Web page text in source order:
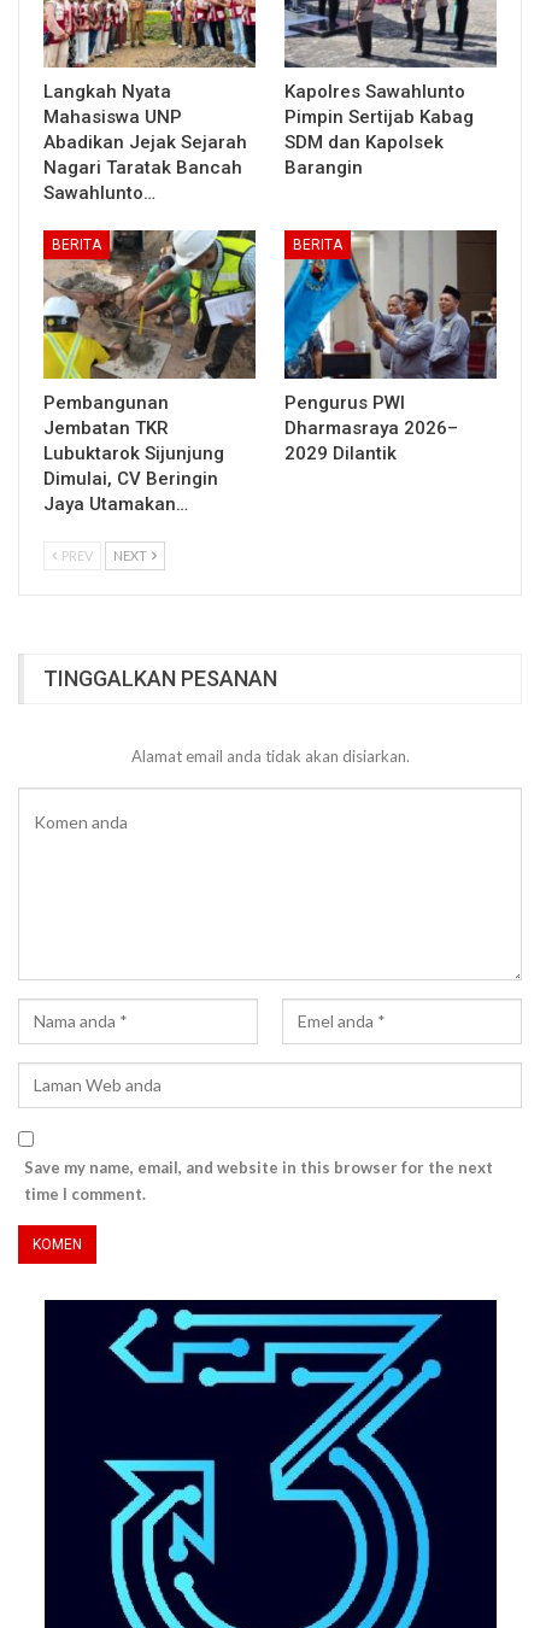
Langkah Nyata
Mahasiswa UNP
Abadikan Jejak Sejarah
Nagari Taratak Bancah
Sawahlunto…
Kapolres Sawahlunto
Pimpin Sertijab Kabag
SDM dan Kapolsek
Barangin
BERITA
Pembangunan
Jembatan TKR
Lubuktarok Sijunjung
Dimulai, CV Beringin
Jaya Utamakan…
BERITA
Pengurus PWI
Dharmasraya 2026–
2029 Dilantik
PREV NEXT
TINGGALKAN PESANAN
Alamat email anda tidak akan disiarkan.
Save my name, email, and website in this browser for the next
time I comment.